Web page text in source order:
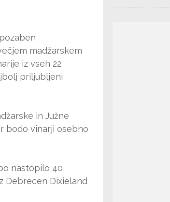
madžarskem
iz vseh 22
priljubljeni
in Južne
bodo vinarji osebno
nastopilo 40
Debrecen Dixieland